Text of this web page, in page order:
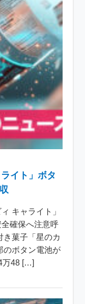
イト」ボタ
キャライト」
確保へ注意呼
き菓子「星のカ
のボタン電池が
万48 […]